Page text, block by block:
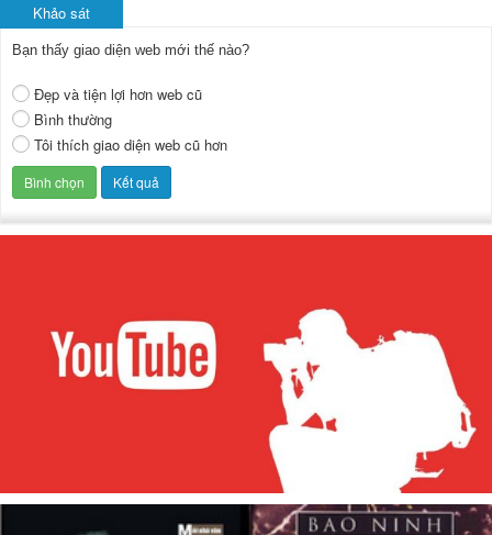
Khảo sát
Bạn thấy giao diện web mới thế nào?
Đẹp và tiện lợi hơn web cũ
Bình thường
Tôi thích giao diện web cũ hơn